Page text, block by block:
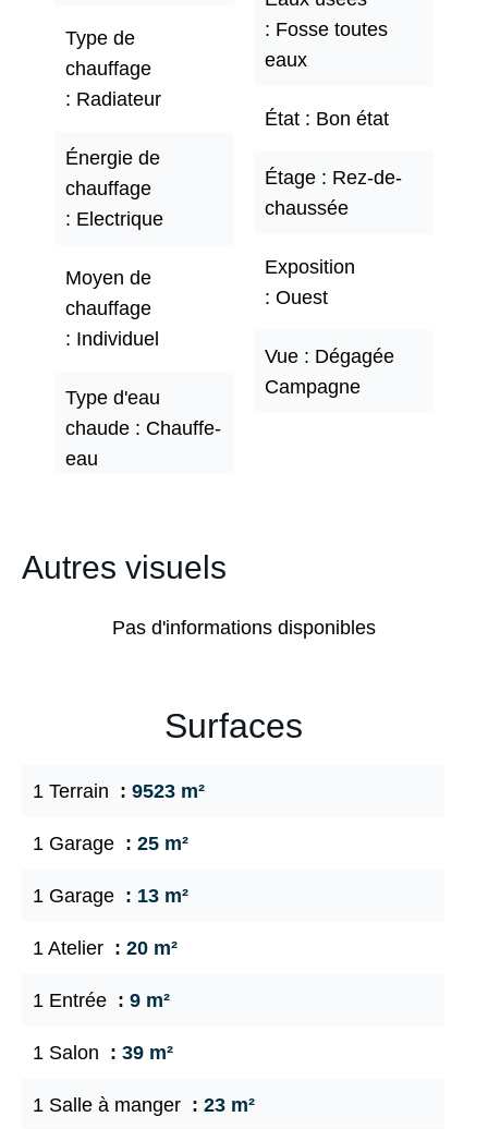
Type de
chauffage
Radiateur
Énergie de
chauffage
Electrique
Moyen de
chauffage
Individuel
Type d'eau
chaude
Chauffe-
eau
Fosse toutes
eaux
État Bon état
Étage
Rez-de-
chaussée
Exposition
Ouest
Vue
Dégagée
Campagne
Autres visuels
Pas d'informations disponibles
Surfaces
1 Terrain 9523 m²
1 Garage 25 m²
1 Garage 13 m²
1 Atelier 20 m²
1 Entrée 9 m²
1 Salon 39 m²
1 Salle à manger 23 m²